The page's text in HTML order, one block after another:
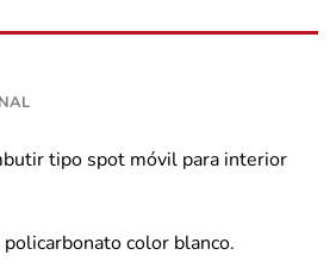
tipo spot móvil para interior
color blanco.